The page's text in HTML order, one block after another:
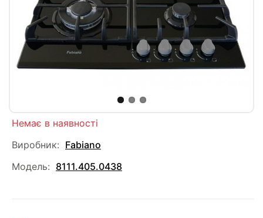
Немає в наявності
Виробник: Fabiano
Модель: 8111.405.0438